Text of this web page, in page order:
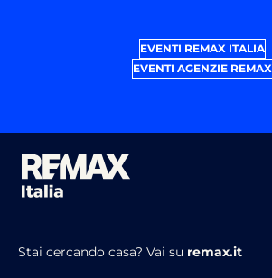
EVENTI REMAX ITALIA
EVENTI AGENZIE REMAX
Stai cercando casa? Vai su remax.it